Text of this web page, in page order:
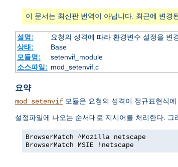
이 문서는 최신판 번역이 아닙니다. 최근에 변경
설명:
요청의 성격에 따라 환경변수 설정을 변
상태:
Base
모듈명:
setenvif_module
소스파일: mod_setenvif.c
요약
mod_setenvif 모듈은 요청의 성격이 정규표현식
설정파일에 나오는 순서대로 지시어를 처리한다.
BrowserMatch ^Mozilla netscape
BrowserMatch MSIE !netscape